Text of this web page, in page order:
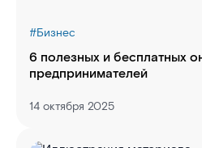
#Бизнес
6 полезных и бесплатных
предпринимателей
14 октября 2025